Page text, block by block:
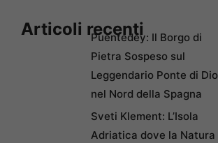
Articoli recentiPuentedey: Il Borgo di
Pietra Sospeso sul
Leggendario Ponte di Dio
nel Nord della Spagna
Sveti Klement: L’Isola
Adriatica dove la Natura